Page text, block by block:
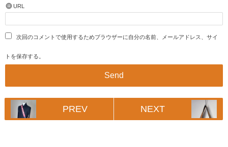
URL
次回のコメントで使用するためブラウザーに自分の名前、メールアドレス、サイ
トを保存する。
PREV NEXT